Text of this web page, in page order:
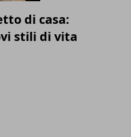
di casa:
stili di vita